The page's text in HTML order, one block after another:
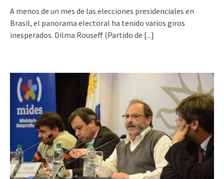
A menos de un mes de las elecciones presidenciales en
Brasil, el panorama electoral ha tenido varios giros
inesperados. Dilma Rouseff (Partido de [...]